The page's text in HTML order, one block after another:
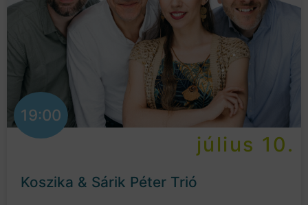
19:00
július 10.
Koszika & Sárik Péter Trió